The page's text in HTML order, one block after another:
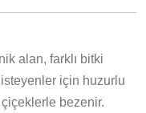
alan, farklı bitki
için huzurlu
bezenir.